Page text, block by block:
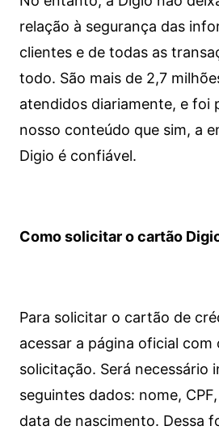
relação à segurança das
clientes e de todas as
todo. São mais de 2,7
atendidos diariamente, e foi
nosso conteúdo que sim, a
Digio é confiável.
Como solicitar o cartão
Para solicitar o cartão de
acessar a página oficial
solicitação. Será necessário
seguintes dados: nome,
data de nascimento. Dessa